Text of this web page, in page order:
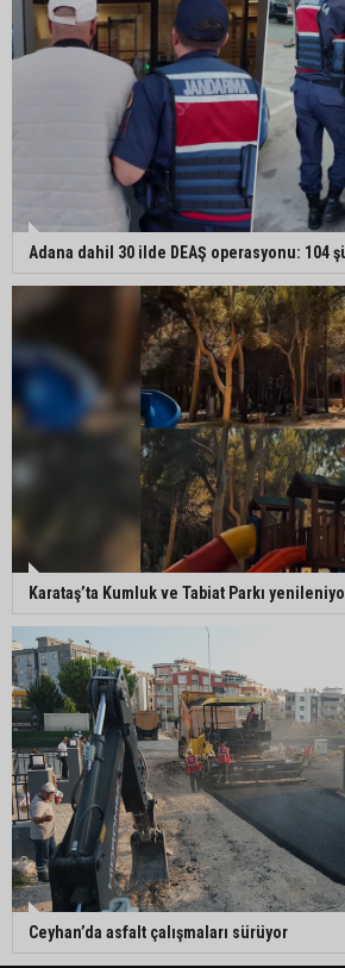
Adana dahil 30 ilde DEAŞ operasyonu: 104
Karataş’ta Kumluk ve Tabiat Parkı
Ceyhan’da asfalt çalışmaları sürüyor